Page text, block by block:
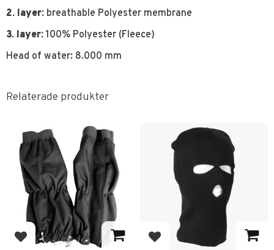
2. layer: breathable Polyester membrane
3. layer: 100% Polyester (Fleece)
Head of water: 8.000 mm
Relaterade produkter
Lägg till i favoriter Lägg till i favoriter